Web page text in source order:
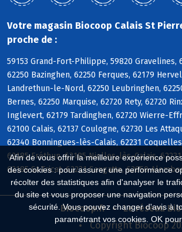
Afin de vous offrir la meilleure expérience
des cookies : pour assurer une performance
récolter des statistiques afin d'analyser le
du site et vous proposer une navigation
sécurité. Vous pouvez changer d'avis à
paramétrant vos cookies. OK
Votre magasin Biocoop Calais St
proche de :
59153 Grand-Fort-Philippe, 59820 Gravelines,
62250 Bazinghen, 62250 Ferques, 62179
Landrethun-le-Nord, 62250 Leubringhen,
Bernes, 62250 Marquise, 62720 Rety, 62720
Inglevert, 62179 Tardinghen, 62720 Wierre-
62100 Calais, 62137 Coulogne, 62730 Les
62340 Bonningues-lès-Calais, 62231
62185 Fréthun, 62185 Nielles-lès-Calais,
62185 St-Tricat, 62231 Sangatte, 62850
Biocoop.fr
Le réseau
Copyright Biocoop